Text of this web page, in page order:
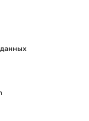
данных